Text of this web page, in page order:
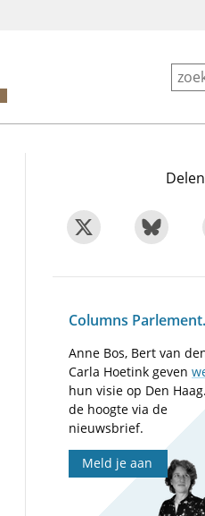
Delen
Columns
Anne Bos, Bert van
Carla Hoetink geven
hun visie op Den
de hoogte via de
nieuwsbrief.
Meld je aan